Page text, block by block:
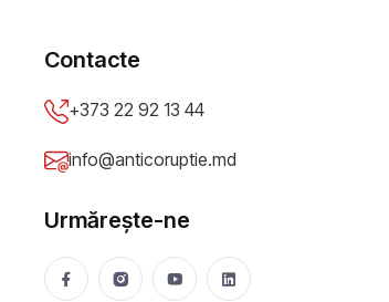
Contacte
+373 22 92 13 44
info@anticoruptie.md
Urmărește-ne
EXCLUSIV: Un
ajunul alegerilor,
Nordinfo a intrat